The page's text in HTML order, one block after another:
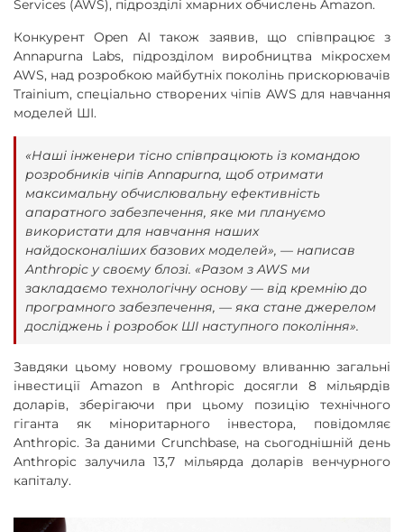
Services (AWS), підрозділі хмарних обчислень Amazon.
Конкурент Open AI також заявив, що співпрацює з
Annapurna Labs, підрозділом виробництва мікросхем
AWS, над розробкою майбутніх поколінь прискорювачів
Trainium, спеціально створених чіпів AWS для навчання
моделей ШІ.
«Наші інженери тісно співпрацюють із командою
розробників чіпів Annapurna, щоб отримати
максимальну обчислювальну ефективність
апаратного забезпечення, яке ми плануємо
використати для навчання наших
найдосконаліших базових моделей», — написав
Anthropic у своєму блозі. «Разом з AWS ми
закладаємо технологічну основу — від кремнію до
програмного забезпечення, — яка стане джерелом
досліджень і розробок ШІ наступного покоління».
Завдяки цьому новому грошовому вливанню загальні
інвестиції Amazon в Anthropic досягли 8 мільярдів
доларів, зберігаючи при цьому позицію технічного
гіганта як міноритарного інвестора, повідомляє
Anthropic. За даними Crunchbase, на сьогоднішній день
Anthropic залучила 13,7 мільярда доларів венчурного
капіталу.